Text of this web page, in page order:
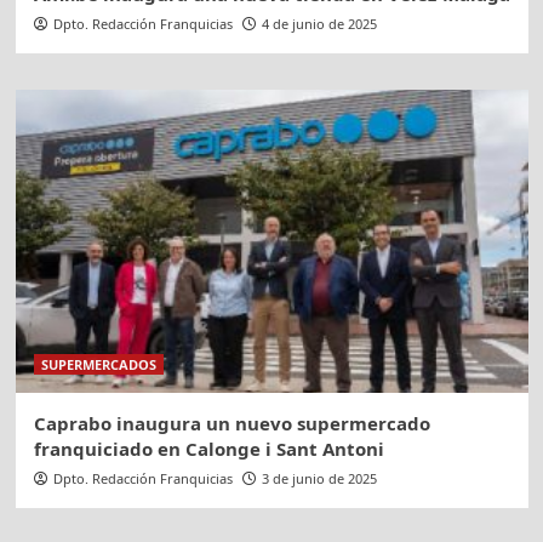
Dpto. Redacción Franquicias 4 de junio de 2025
SUPERMERCADOS
Caprabo inaugura un nuevo supermercado
franquiciado en Calonge i Sant Antoni
Dpto. Redacción Franquicias 3 de junio de 2025